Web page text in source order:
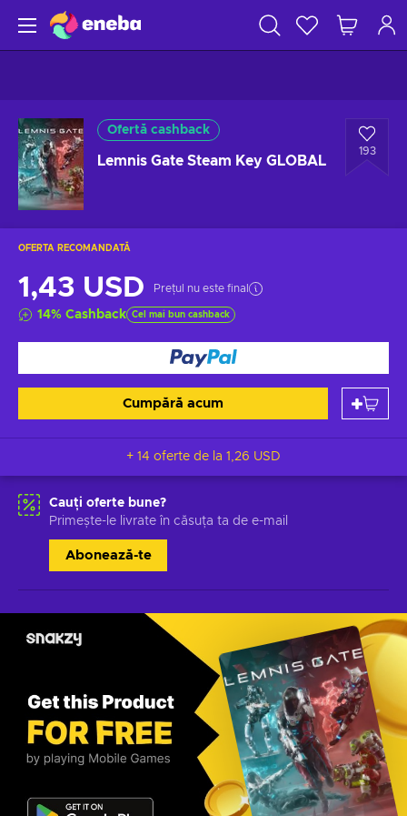
Ofertă cashback
Lemnis Gate Steam Key GLOBAL
193
OFERTA RECOMANDATĂ
1,43 USD Prețul nu este final
14% Cashback Cel mai bun cashback
Cumpără acum
+ 14 oferte de la 1,26 USD
Cauți oferte bune?
Primește-le livrate în căsuța ta de e-mail
Abonează-te